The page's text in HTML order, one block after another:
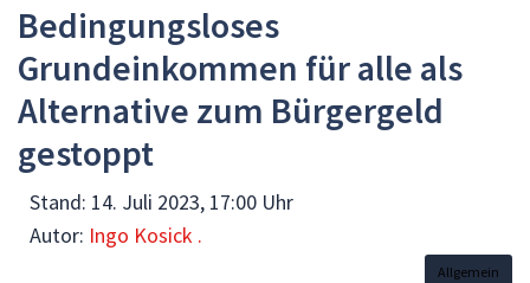
Bedingungsloses
Grundeinkommen für alle als
Alternative zum Bürgergeld
gestoppt
Stand: 14. Juli 2023, 17:00 Uhr
Autor: Ingo Kosick .
Allgemein